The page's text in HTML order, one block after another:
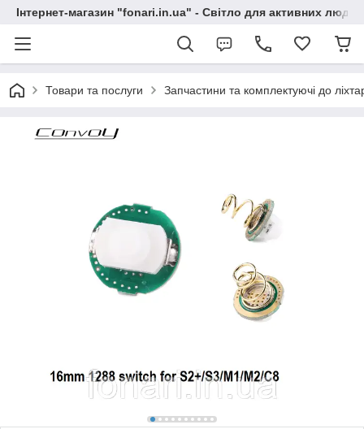
Інтернет-магазин "fonari.in.ua" - Світло для активних людей
Товари та послуги Запчастини та комплектуючі до